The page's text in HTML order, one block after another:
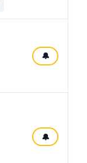
🔔
🔔